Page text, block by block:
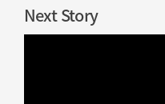
Next Story